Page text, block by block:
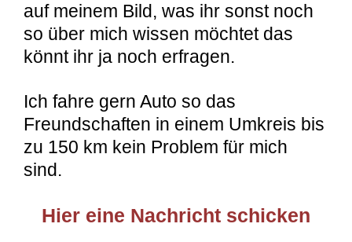
auf meinem Bild, was ihr sonst noch
so über mich wissen möchtet das
könnt ihr ja noch erfragen.
Ich fahre gern Auto so das
Freundschaften in einem Umkreis bis
zu 150 km kein Problem für mich
sind.
Hier eine Nachricht schicken